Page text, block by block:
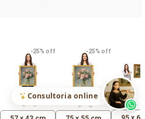
VER DETALHES
Narciso- caravaggio
R$ 365,92
VER
Maria
uma Rosa
R$ 365,92
Consultoria online
-25% off -25% off